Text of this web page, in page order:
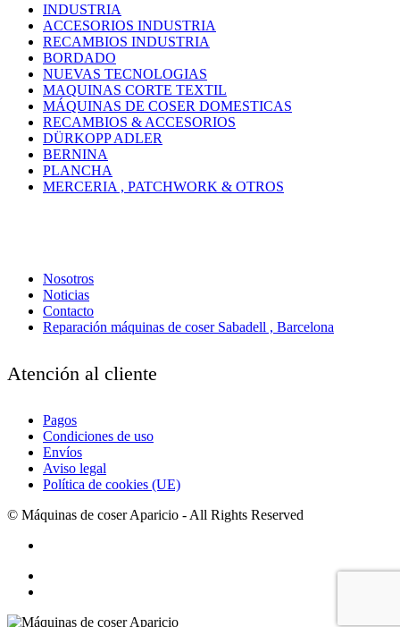
INDUSTRIA
ACCESORIOS INDUSTRIA
RECAMBIOS INDUSTRIA
BORDADO
NUEVAS TECNOLOGIAS
MAQUINAS CORTE TEXTIL
MÁQUINAS DE COSER DOMESTICAS
RECAMBIOS & ACCESORIOS
DÜRKOPP ADLER
BERNINA
PLANCHA
MERCERIA , PATCHWORK & OTROS
Nosotros
Noticias
Contacto
Reparación máquinas de coser Sabadell , Barcelona
Atención al cliente
Pagos
Condiciones de uso
Envíos
Aviso legal
Política de cookies (UE)
© Máquinas de coser Aparicio - All Rights Reserved